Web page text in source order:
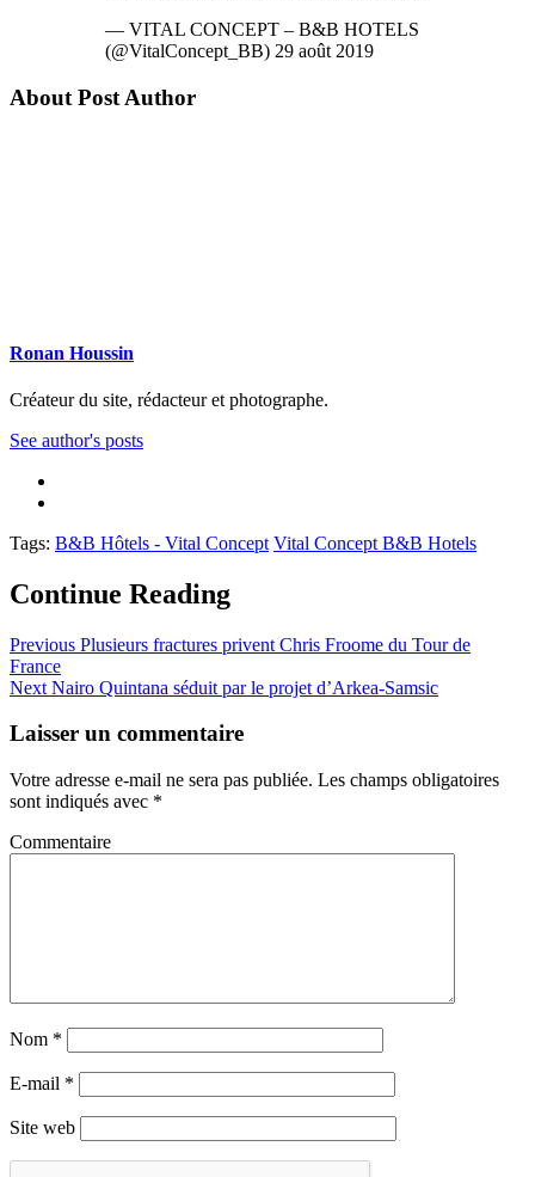
— VITAL CONCEPT – B&B HOTELS
(@VitalConcept_BB) 29 août 2019
About Post Author
Ronan Houssin
Créateur du site, rédacteur et photographe.
See author's posts
Tags: B&B Hôtels - Vital Concept Vital Concept B&B Hotels
Continue Reading
Previous Plusieurs fractures privent Chris Froome du Tour de
France
Next Nairo Quintana séduit par le projet d’Arkea-Samsic
Laisser un commentaire
Votre adresse e-mail ne sera pas publiée. Les champs obligatoires
sont indiqués avec *
Commentaire
Nom *
E-mail *
Site web